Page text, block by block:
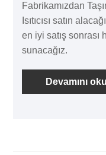
Fabrikamızdan
Isıtıcısı satın
en iyi satış sonrası
sunacağız.
Devamını oku